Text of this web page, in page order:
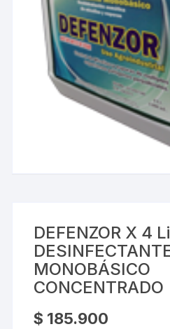
DEFENZOR X 4
MONOBÁSICO
CONCENTRADO
$ 185.900